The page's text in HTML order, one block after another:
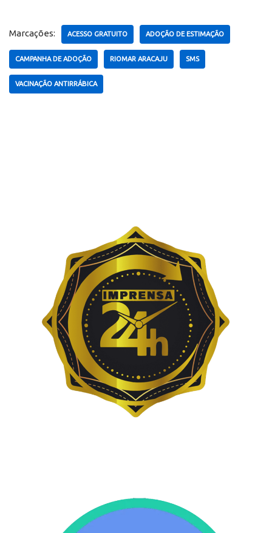
Marcações: ACESSO GRATUITO ADOÇÃO DE ESTIMAÇÃO
CAMPANHA DE ADOÇÃO RIOMAR ARACAJU SMS
VACINAÇÃO ANTIRRÁBICA